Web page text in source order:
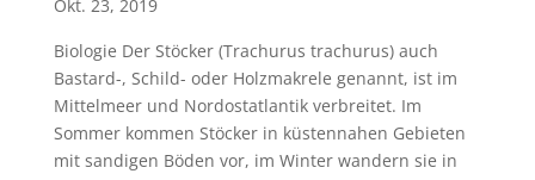
Okt. 23, 2019
Biologie Der Stöcker (Trachurus trachurus) auch
Bastard-, Schild- oder Holzmakrele genannt, ist im
Mittelmeer und Nordostatlantik verbreitet. Im
Sommer kommen Stöcker in küstennahen Gebieten
mit sandigen Böden vor, im Winter wandern sie in